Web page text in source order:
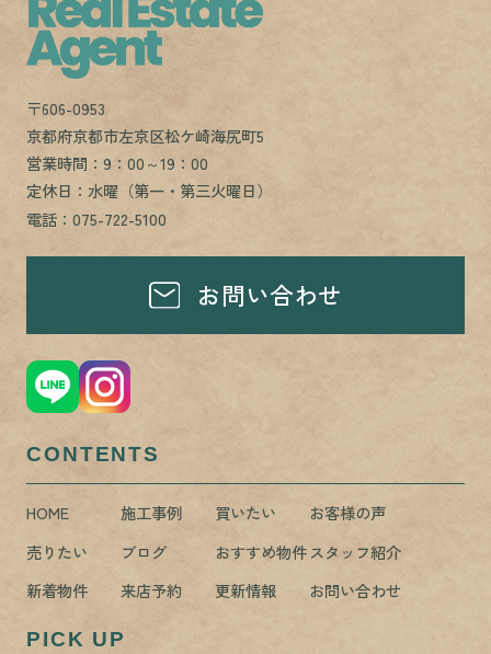
〒606-0953
京都府京都市左京区松ケ崎海尻町5
営業時間：9：00～19：00
定休日：水曜（第一・第三火曜日）
電話：075-722-5100
お問い合わせ
CONTENTS
HOME 施工事例 買いたい
お客様の声
売りたい
ブログ おすすめ物件スタッフ紹介
新着物件
来店予約 更新情報 お問い合わせ
PICK UP